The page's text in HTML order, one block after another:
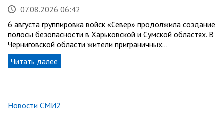
07.08.2026 06:42
6 августа группировка войск «Север» продолжила создание
полосы безопасности в Харьковской и Сумской областях. В
Черниговской области жители приграничных…
Читать далее
Новости СМИ2